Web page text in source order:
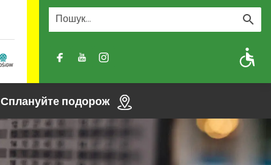
A- A A+
Сплануйте подорож